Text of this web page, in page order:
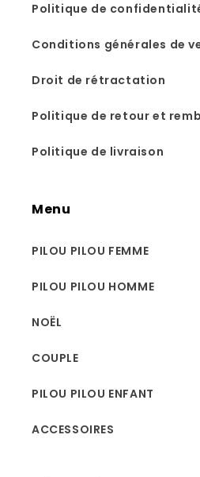
Politique de
Conditions générales de
Droit de rétractation
Politique de retour et
Politique de livraison
Menu
PILOU PILOU FEMME
PILOU PILOU HOMME
NOËL
COUPLE
PILOU PILOU ENFANT
ACCESSOIRES